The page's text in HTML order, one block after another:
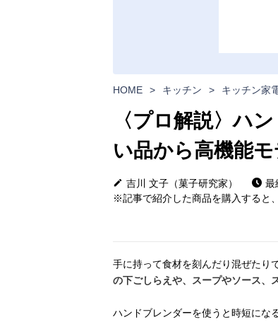
HOME > キッチン > キッチン家
〈プロ解説〉ハ
い品から高機能
吉川 文子（菓子研究家）
最
※記事で紹介した商品を購入すると
手に持って食材を刻んだり混ぜたり
の下ごしらえや、スープやソース、
ハンドブレンダーを使うと時短にな